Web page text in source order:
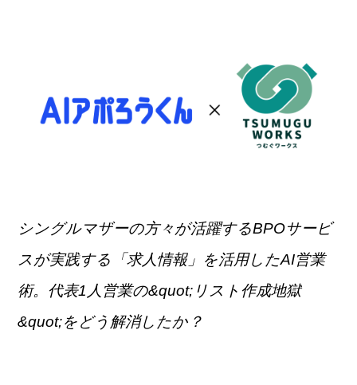
シングルマザーの方々が活躍するBPOサービ
スが実践する「求人情報」を活用したAI営業
術。代表1人営業の&quot;リスト作成地獄
&quot;をどう解消したか？